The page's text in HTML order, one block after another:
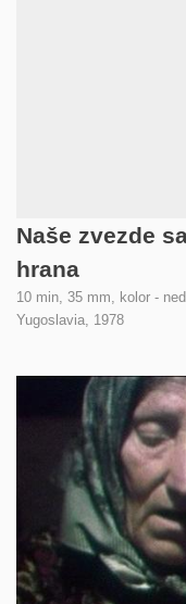
Naše zvezde
hrana
10 min, 35 mm, kolor -
Yugoslavia, 1978